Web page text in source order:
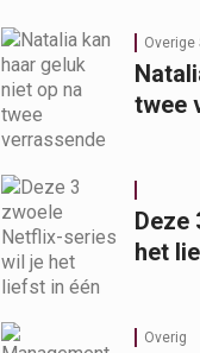
Overige
twee
Deze
het
Overig